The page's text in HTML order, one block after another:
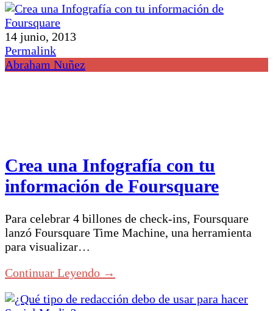
14 junio, 2013
Permalink
Abraham Nuñez
Crea una Infografía con tu
información de Foursquare
Para celebrar 4 billones de check-ins, Foursquare
lanzó Foursquare Time Machine, una herramienta
para visualizar…
Continuar Leyendo →